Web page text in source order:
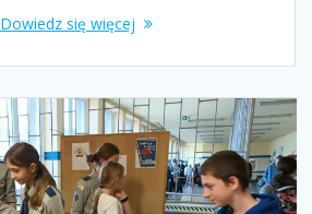
Dowiedz się więcej